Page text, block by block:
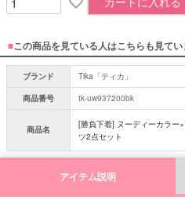
■この商品を見ている人はこちらも見て
ブランド
Tika「ティカ」
商品番号
tk-uw937200bk
商品名
[勝負下着] ヌーディーカラー
ツ2点セット
アイテム説明